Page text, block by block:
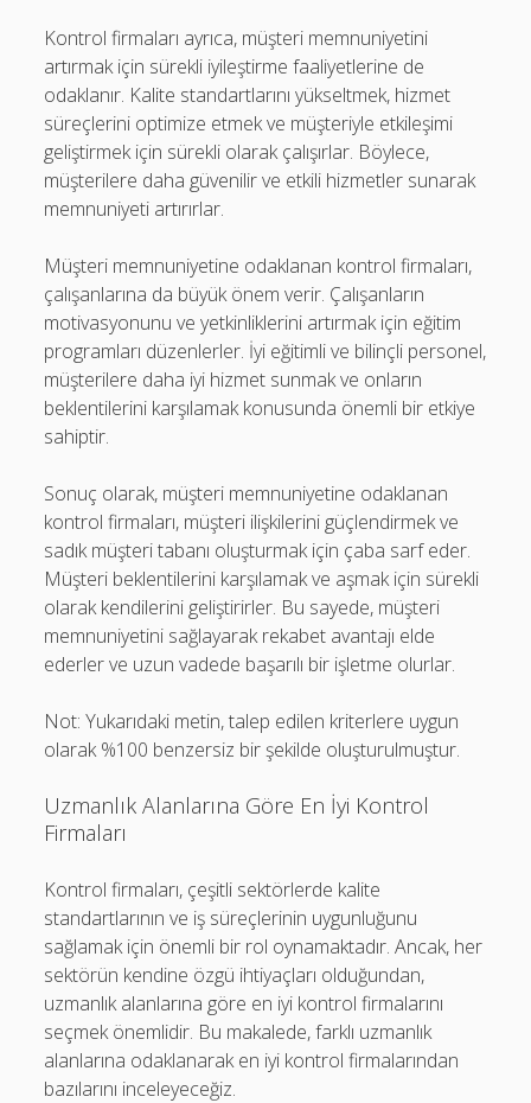
Kontrol firmaları ayrıca, müşteri memnuniyetini
artırmak için sürekli iyileştirme faaliyetlerine de
odaklanır. Kalite standartlarını yükseltmek, hizmet
süreçlerini optimize etmek ve müşteriyle etkileşimi
geliştirmek için sürekli olarak çalışırlar. Böylece,
müşterilere daha güvenilir ve etkili hizmetler sunarak
memnuniyeti artırırlar.
Müşteri memnuniyetine odaklanan kontrol firmaları,
çalışanlarına da büyük önem verir. Çalışanların
motivasyonunu ve yetkinliklerini artırmak için eğitim
programları düzenlerler. İyi eğitimli ve bilinçli personel,
müşterilere daha iyi hizmet sunmak ve onların
beklentilerini karşılamak konusunda önemli bir etkiye
sahiptir.
Sonuç olarak, müşteri memnuniyetine odaklanan
kontrol firmaları, müşteri ilişkilerini güçlendirmek ve
sadık müşteri tabanı oluşturmak için çaba sarf eder.
Müşteri beklentilerini karşılamak ve aşmak için sürekli
olarak kendilerini geliştirirler. Bu sayede, müşteri
memnuniyetini sağlayarak rekabet avantajı elde
ederler ve uzun vadede başarılı bir işletme olurlar.
Not: Yukarıdaki metin, talep edilen kriterlere uygun
olarak %100 benzersiz bir şekilde oluşturulmuştur.
Uzmanlık Alanlarına Göre En İyi Kontrol
Firmaları
Kontrol firmaları, çeşitli sektörlerde kalite
standartlarının ve iş süreçlerinin uygunluğunu
sağlamak için önemli bir rol oynamaktadır. Ancak, her
sektörün kendine özgü ihtiyaçları olduğundan,
uzmanlık alanlarına göre en iyi kontrol firmalarını
seçmek önemlidir. Bu makalede, farklı uzmanlık
alanlarına odaklanarak en iyi kontrol firmalarından
bazılarını inceleyeceğiz.